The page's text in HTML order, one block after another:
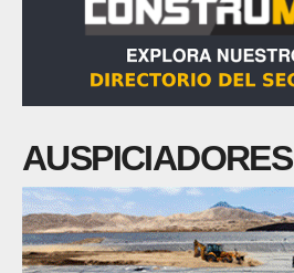
AUSPICIADORES